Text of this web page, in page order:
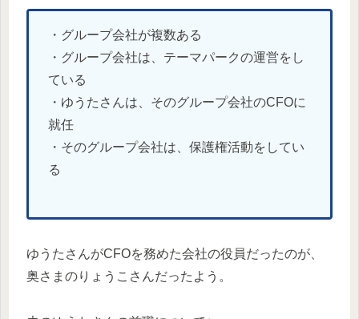
・グループ会社が複数ある
・グループ会社は、テーマパークの運営をし
ている
・ゆうたさんは、そのグループ会社のCFOに
就任
・そのグループ会社は、保護権活動をしてい
る
ゆうたさんがCFOを務めた会社の役員だったのが、
奥さまのりょうこさんだったよう。